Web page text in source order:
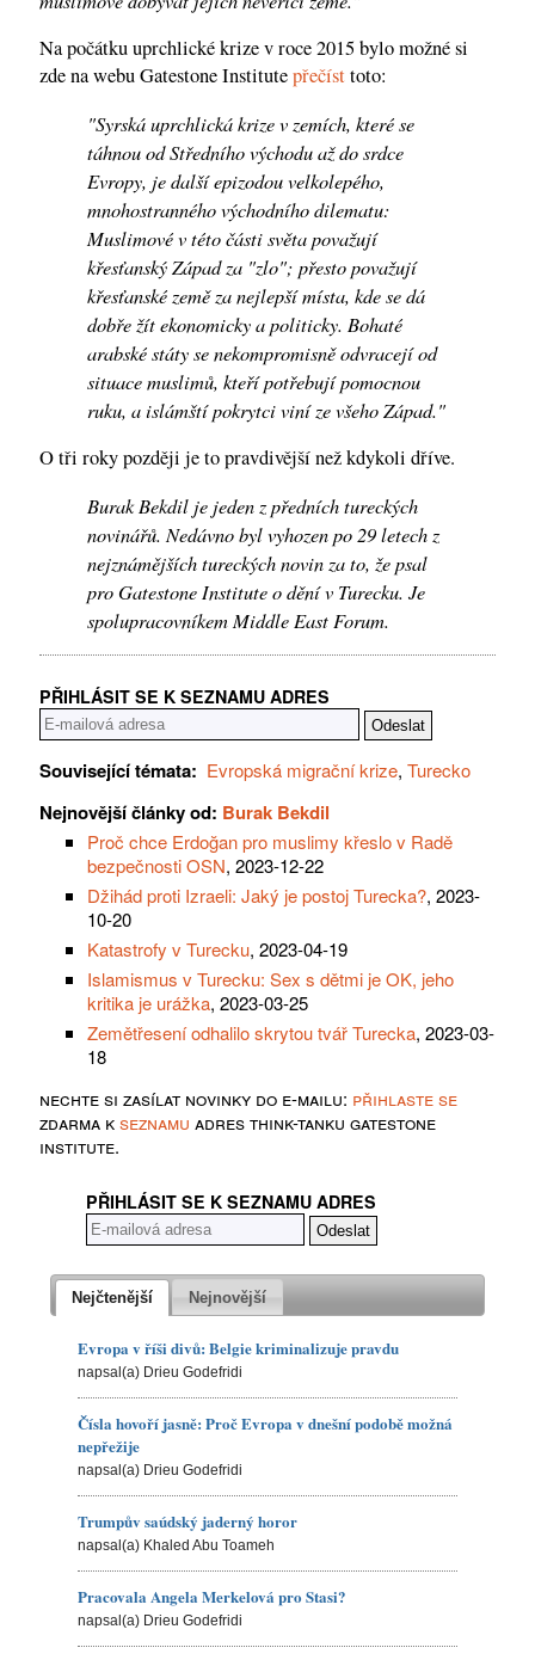
Na počátku uprchlické krize v roce 2015 bylo možné si
zde na webu Gatestone Institutepřečísttoto:
"Syrská uprchlická krize v zemích, které se
táhnou od Středního východu až do srdce
Evropy, je další epizodou velkolepého,
mnohostranného východního dilematu:
Muslimové v této části světa považují
křesťanský Západ za "zlo"; přesto považují
křesťanské země za nejlepší místa, kde se dá
dobře žít ekonomicky a politicky. Bohaté
arabské státy se nekompromisně odvracejí od
situace muslimů, kteří potřebují pomocnou
ruku, a islámští pokrytci viní ze všeho Západ."
O tři roky později je to pravdivější než kdykoli dříve.
Burak Bekdil je jeden z předních tureckých
novinářů. Nedávno byl vyhozen po 29 letech z
nejznámějších tureckých novin za to, že psal
pro Gatestone Institute o dění v Turecku. Je
spolupracovníkem Middle East Forum.
PŘIHLÁSIT SE K SEZNAMU ADRES
Související témata: Evropská migrační krize, Turecko
Nejnovější články od: Burak Bekdil
Proč chce Erdoğan pro muslimy křeslo v Radě
bezpečnosti OSN, 2023-12-22
Džihád proti Izraeli: Jaký je postoj Turecka?, 2023-
10-20
Katastrofy v Turecku, 2023-04-19
Islamismus v Turecku: Sex s dětmi je OK, jeho
kritika je urážka, 2023-03-25
Zemětřesení odhalilo skrytou tvář Turecka, 2023-03-
18
nechte si zasílat novinky do e-mailu: přihlaste se
zdarma kseznamu adres think-tanku gatestone
institute.
PŘIHLÁSIT SE K SEZNAMU ADRES
Nejčtenější Nejnovější
Evropa v říši divů: Belgie kriminalizuje pravdu
napsal(a) Drieu Godefridi
Čísla hovoří jasně: Proč Evropa v dnešní podobě možná
nepřežije
napsal(a) Drieu Godefridi
Trumpův saúdský jaderný horor
napsal(a) Khaled Abu Toameh
Pracovala Angela Merkelová pro Stasi?
napsal(a) Drieu Godefridi